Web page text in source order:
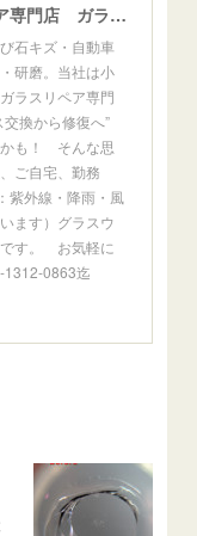
ウインドガラスリペア専門店 ガラスリペア・ヨシダ グラスウェルドジャパン 正規施工店 小松市
石キズ・自動車
研磨。当社は小
ラスリペア専門
換から修復へ”
も！ そんな思
ご自宅、勤務
紫外線・降雨・風
ます）グラスウ
です。 お気軽に
1312-0863迄